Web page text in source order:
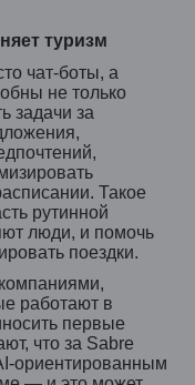
туризм
чат-боты, а
не только
задачи за
Такое
рутинной
люди, и помочь
поездки.
работают в
первые
что за Sabre
ориентированным